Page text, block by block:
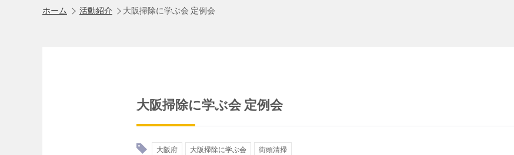
ホーム 活動紹介 大阪掃除に学ぶ会 定例会
大阪掃除に学ぶ会 定例会
大阪府 大阪掃除に学ぶ会 街頭清掃